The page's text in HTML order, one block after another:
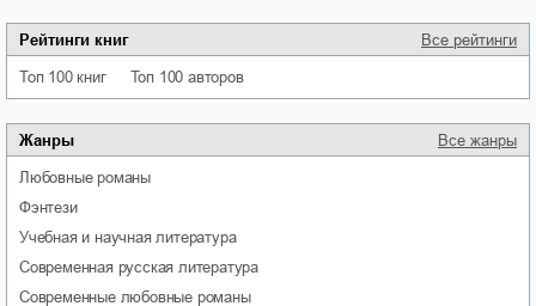
Рейтинги книг Все рейтинги
Топ 100 книг Топ 100 авторов
Жанры Все жанры
любовные романы
фэнтези
учебная и научная литература
современная русская литература
современные любовные романы